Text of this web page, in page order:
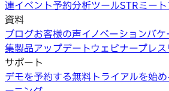
連イベント予約分析ツールSTRミー
資料
ブログお客様の声イノベーションバ
集製品アップデートウェビナープレ
サポート
デモを予約する無料トライアルを始め